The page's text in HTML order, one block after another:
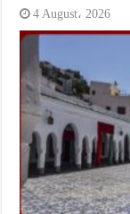
4 August، 2026